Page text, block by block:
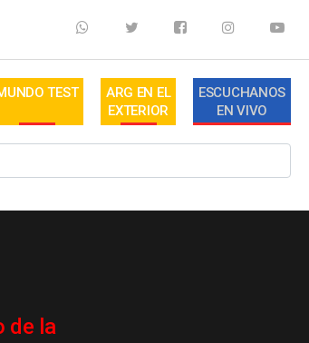
TEST
ARG EN EL
EXTERIOR
ESCUCHANOS
EN VIVO
de la